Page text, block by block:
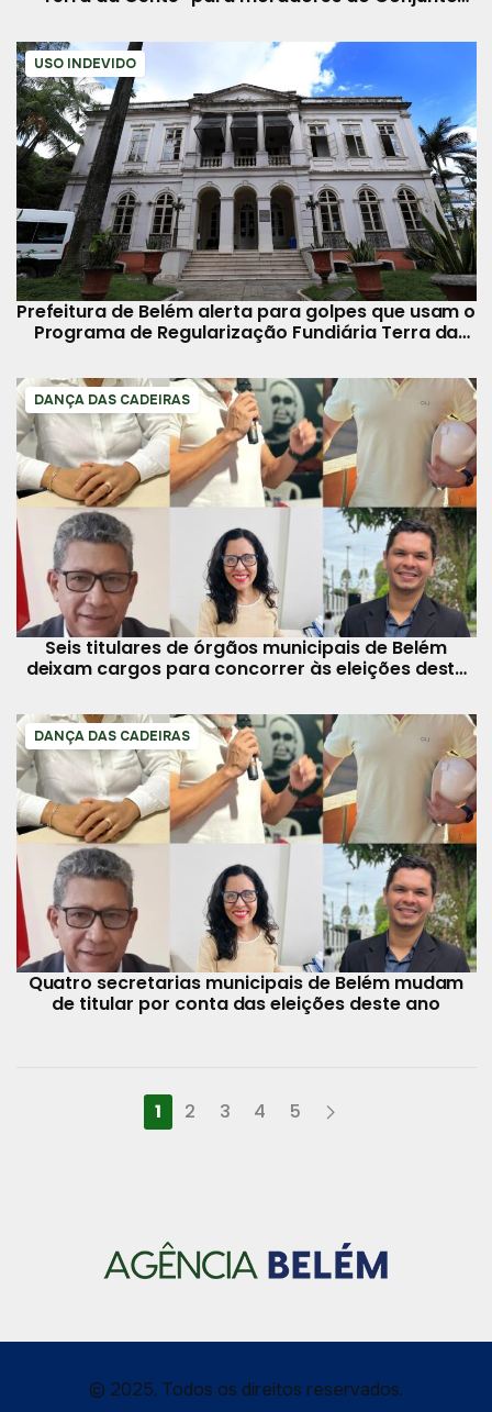
USO INDEVIDO
Prefeitura de Belém alerta para golpes que usam o
Programa de Regularização Fundiária Terra da
DANÇA DAS CADEIRAS
Seis titulares de órgãos municipais de Belém
deixam cargos para concorrer às eleições deste
DANÇA DAS CADEIRAS
Quatro secretarias municipais de Belém mudam
de titular por conta das eleições deste ano
1 2 3 4 5
© 2025, Todos os direitos reservados.